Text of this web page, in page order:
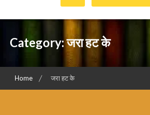
2873)
Category:जरा हट के
Home जरा हट के